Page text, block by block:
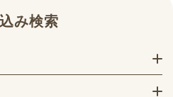
み検索